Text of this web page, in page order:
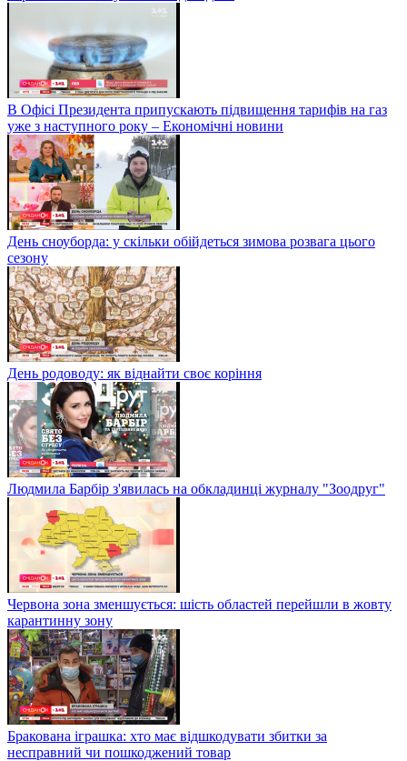
В Офісі Президента припускають підвищення тарифів на газ
уже з наступного року – Економічні новини
День сноуборда: у скільки обійдеться зимова розвага цього
сезону
День родоводу: як віднайти своє коріння
Людмила Барбір з'явилась на обкладинці журналу "Зоодруг"
Червона зона зменшується: шість областей перейшли в жовту
карантинну зону
Бракована іграшка: хто має відшкодувати збитки за
несправний чи пошкоджений товар